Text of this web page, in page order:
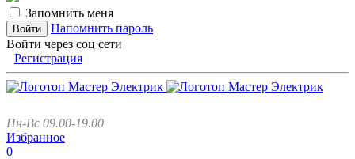
Запомнить меня
Напомнить пароль
Войти через соц сети
Регистрация
Пн-Вс 09.00-19.00
Избранное
0